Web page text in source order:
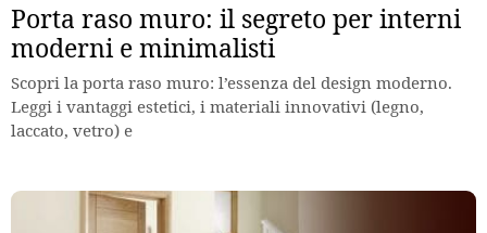
Porta raso muro: il segreto per interni
moderni e minimalisti
Scopri la porta raso muro: l’essenza del design moderno.
Leggi i vantaggi estetici, i materiali innovativi (legno,
laccato, vetro) e